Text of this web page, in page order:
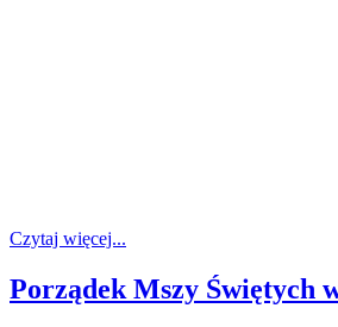
Czytaj więcej...
Porządek Mszy Świętych